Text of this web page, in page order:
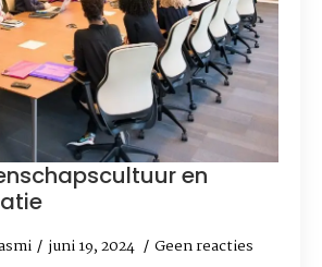
en
juni 19, 2024 Geen reacties